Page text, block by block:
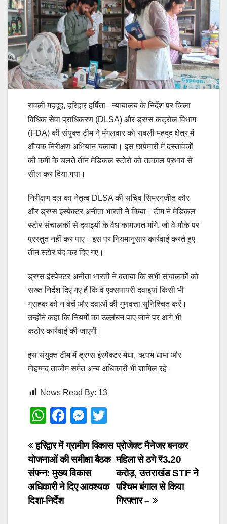
रावली महदूद, हरिद्वार हर्षिता– न्यायालय के निर्देश पर जिला
विधिक सेवा प्राधिकरण (DLSA) और ड्रग्स कंट्रोल विभाग
(FDA) की संयुक्त टीम ने मंगलवार को रावली महदूद क्षेत्र में
औचक निरीक्षण अभियान चलाया। इस छापेमारी में दस्तावेजों
की कमी के चलते तीन मेडिकल स्टोरों को तत्काल प्रभाव से
सील कर दिया गया।
निरीक्षण दल का नेतृत्व DLSA की सचिव सिमरनजीत कौर
और ड्रग्स इंस्पेक्टर अनीता भारती ने किया। टीम ने मेडिकल
स्टोर संचालकों से दवाइयों के वैध कागजात मांगे, जो वे मौके पर
प्रस्तुत नहीं कर पाए। इस पर नियमानुसार कार्रवाई करते हुए
तीन स्टोर बंद कर दिए गए।
ड्रग्स इंस्पेक्टर अनीता भारती ने बताया कि सभी संचालकों को
सख्त निर्देश दिए गए हैं कि वे एक्सपायरी दवाइयां किसी भी
ग्राहक को न बेचें और दवाओं की गुणवत्ता सुनिश्चित करें।
उन्होंने कहा कि नियमों का उल्लंघन पाए जाने पर आगे भी
कठोर कार्रवाई की जाएगी।
इस संयुक्त टीम में ड्रग्स इंस्पेक्टर मेघा, ऋषभ धामा और
मोहम्मद ताजीम समेत अन्य अधिकारी भी शामिल रहे।
News Read By: 13
W
at
s
A
p
F
c
e
b
o
M
ss
e
n
g
tt
er
Post
navigation
प्रोजेक्ट मैनेजर बनकर
महिला से ठगे ₹3.20
करोड़, उत्तराखंड STF ने
पश्चिम बंगाल से किया
गिरफ्तार –
हरिद्वार में ग्रामीण विकास
योजनाओं की समीक्षा बैठक
संपन्न: मुख्य विकास
अधिकारी ने दिए आवश्यक
दिशा-निर्देश